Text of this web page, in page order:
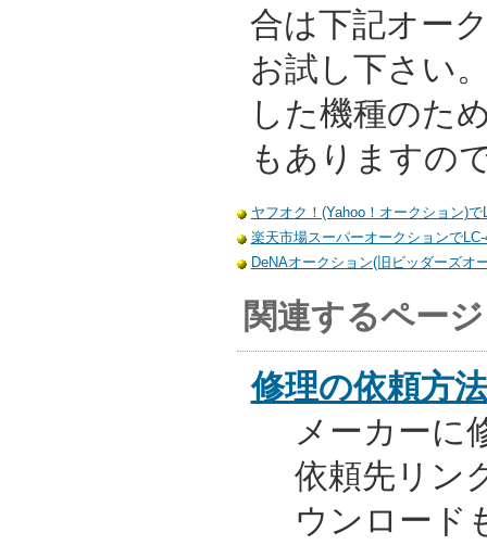
合は下記オー
お試し下さい
した機種のた
もありますの
ヤフオク！(Yahoo！オークション)
楽天市場スーパーオークションで
DeNAオークション(旧ビッダーズオ
関連するページ
修理の依頼方法
メーカーに
依頼先リン
ウンロード